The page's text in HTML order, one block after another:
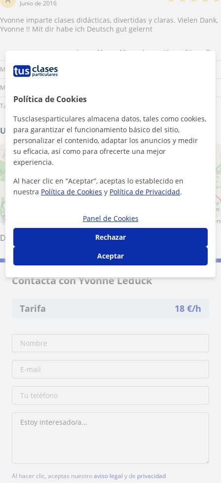
Junio de 2016
Yvonne imparte clases didácticas, divertidas y claras. Vielen Dank,
Yvonne !! Mit dir habe ich Deutsch gut gelernt
Lu Ma Mi Ju Vi Sá Do
Mañana
Mediodía
Tarde
Ubicación de mis clases
+ −
10 km
5 mi
Leaflet| © contributors
Dólar Fiñana·Abrucena
Contacta con Yvonne Leduck
Tarifa 18 €/h
Al hacer clic, aceptas nuestroaviso legal y de privacidad
Política de Cookies
Tusclasesparticulares almacena datos, tales como cookies,
para garantizar el funcionamiento básico del sitio,
personalizar el contenido, adaptar los anuncios y medir
su eficacia, así como para ofrecerte una mejor
experiencia.
Al hacer clic en “Aceptar”, aceptas lo establecido en
nuestra Política de Cookies y Política de Privacidad.
Panel de Cookies
Rechazar
Aceptar